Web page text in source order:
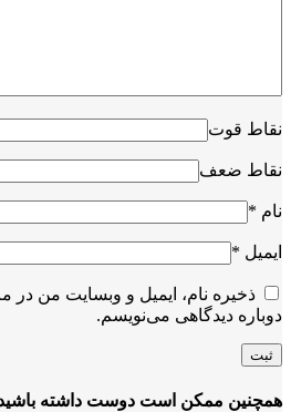
نقاط قوت
نقاط ضعف
نام *
ایمیل *
ذخیره نام، ایمیل و وبسایت من در
دوباره دیدگاهی می‌نویسم.
همچنین ممکن است دوست داشته